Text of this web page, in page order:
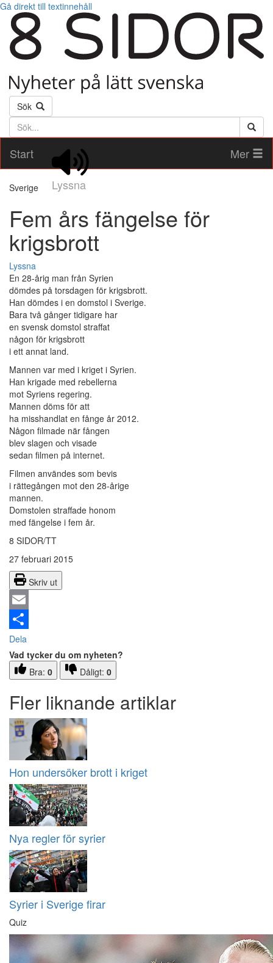
Gå direkt till textinnehåll
Sök
Söktext
Start
Lyssna
Mer
Sverige
Fem års fängelse för
krigsbrott
Lyssna
En 28-årig man från Syrien
dömdes på torsdagen för krigsbrott.
Han dömdes i en domstol i Sverige.
Bara två gånger tidigare har
en svensk domstol straffat
någon för krigsbrott
i ett annat land.
Mannen var med i kriget i Syrien.
Han krigade med rebellerna
mot Syriens regering.
Mannen döms för att
ha misshandlat en fånge år 2012.
Någon filmade när fången
blev slagen och visade
sedan filmen på internet.
Filmen användes som bevis
i rättegången mot den 28-årige
mannen.
Domstolen straffade honom
med fängelse i fem år.
8 SIDOR/TT
27 februari 2015
Skriv ut
Email
Dela
Vad tycker du om nyheten?
Bra: 0 Dåligt: 0
Fler liknande artiklar
Hon undersöker brott i kriget
Nya regler för syrier
Syrier i Sverige firar
Quiz